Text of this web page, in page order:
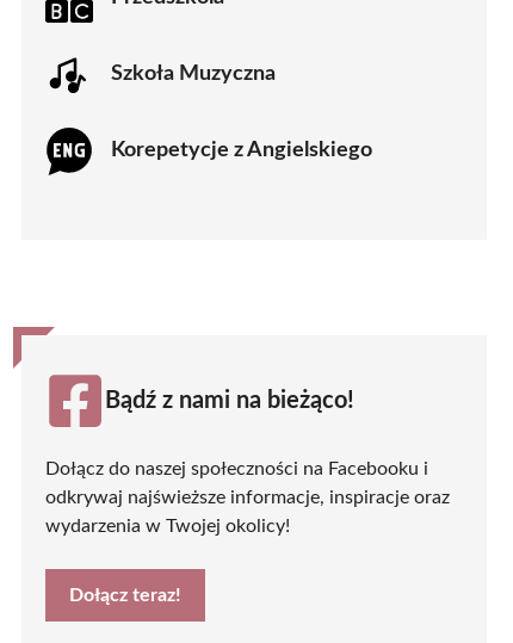
Szkoła Muzyczna
Korepetycje z Angielskiego
Bądź z nami na bieżąco!
Dołącz do naszej społeczności na Facebooku i
odkrywaj najświeższe informacje, inspiracje oraz
wydarzenia w Twojej okolicy!
Dołącz teraz!